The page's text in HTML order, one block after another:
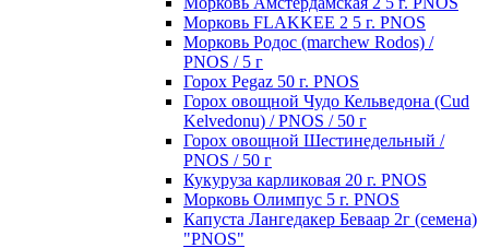
Морковь FLAKKEE 2 5 г. PNOS
Морковь Родос (marchew Rodos) /
PNOS / 5 г
Горох Pegaz 50 г. PNOS
Горох овощной Чудо Кельведона (Cud
Kelvedonu) / PNOS / 50 г
Горох овощной Шестинедельный /
PNOS / 50 г
Кукуруза карликовая 20 г. PNOS
Морковь Олимпус 5 г. PNOS
Капуста Лангедакер Беваар 2г (семена)
"PNOS"